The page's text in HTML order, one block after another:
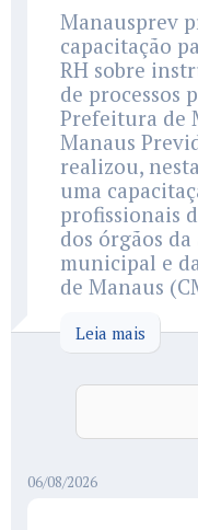
Manausprev
capacitação
RH sobre
de processos
Prefeitura de
Manaus
realizou,
uma
profissionais
dos órgãos
municipal e
de Manaus
Leia mais
06/08/2026